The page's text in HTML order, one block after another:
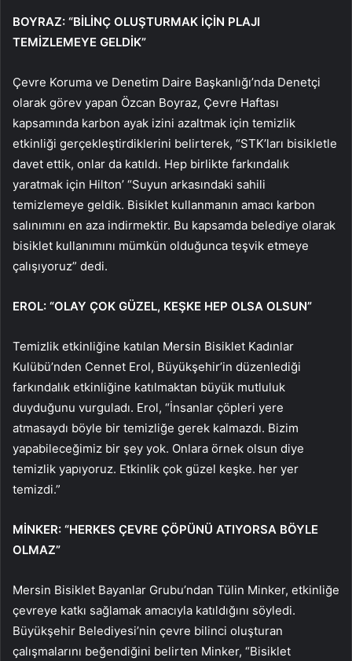
BOYRAZ: “BİLİNÇ OLUŞTURMAK İÇİN PLAJI
TEMİZLEMEYE GELDİK”
Çevre Koruma ve Denetim Daire Başkanlığı’nda Denetçi
olarak görev yapan Özcan Boyraz, Çevre Haftası
kapsamında karbon ayak izini azaltmak için temizlik
etkinliği gerçekleştirdiklerini belirterek, “STK’ları bisikletle
davet ettik, onlar da katıldı. Hep birlikte farkındalık
yaratmak için Hilton’ “Suyun arkasındaki sahili
temizlemeye geldik. Bisiklet kullanmanın amacı karbon
salınımını en aza indirmektir. Bu kapsamda belediye olarak
bisiklet kullanımını mümkün olduğunca teşvik etmeye
çalışıyoruz” dedi.
EROL: “OLAY ÇOK GÜZEL, KEŞKE HEP OLSA OLSUN”
Temizlik etkinliğine katılan Mersin Bisiklet Kadınlar
Kulübü’nden Cennet Erol, Büyükşehir’in düzenlediği
farkındalık etkinliğine katılmaktan büyük mutluluk
duyduğunu vurguladı. Erol, “İnsanlar çöpleri yere
atmasaydı böyle bir temizliğe gerek kalmazdı. Bizim
yapabileceğimiz bir şey yok. Onlara örnek olsun diye
temizlik yapıyoruz. Etkinlik çok güzel keşke. her yer
temizdi.”
MİNKER: “HERKES ÇEVRE ÇÖPÜNÜ ATIYORSA BÖYLE
OLMAZ”
Mersin Bisiklet Bayanlar Grubu’ndan Tülin Minker, etkinliğe
çevreye katkı sağlamak amacıyla katıldığını söyledi.
Büyükşehir Belediyesi’nin çevre bilinci oluşturan
çalışmalarını beğendiğini belirten Minker, “Bisiklet